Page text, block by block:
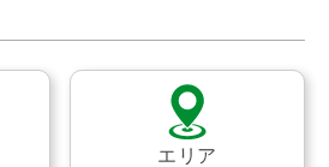
エリア